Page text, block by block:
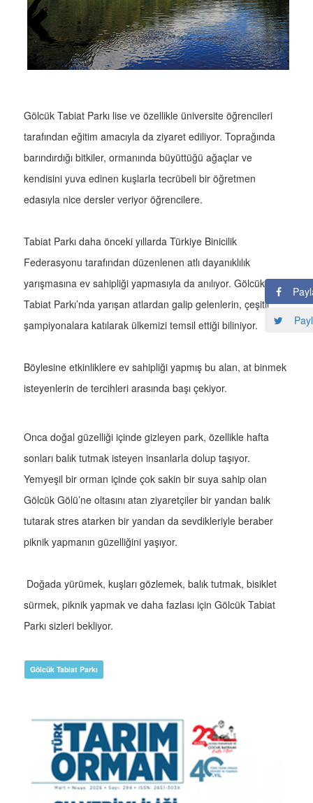
Gölcük Tabiat Parkı lise ve özellikle üniversite öğrencileri
tarafından eğitim amacıyla da ziyaret ediliyor. Toprağında
barındırdığı bitkiler, ormanında büyüttüğü ağaçlar ve
kendisini yuva edinen kuşlarla tecrübeli bir öğretmen
edasıyla nice dersler veriyor öğrencilere.
Tabiat Parkı daha önceki yıllarda Türkiye Binicilik
Federasyonu tarafından düzenlenen atlı dayanıklılık
yarışmasına ev sahipliği yapmasıyla da anılıyor. Gölcük
Tabiat Parkı’nda yarışan atlardan galip gelenlerin, çeşitli
şampiyonalara katılarak ülkemizi temsil ettiği biliniyor.
Böylesine etkinliklere ev sahipliği yapmış bu alan, at binmek
isteyenlerin de tercihleri arasında başı çekiyor.
Onca doğal güzelliği içinde gizleyen park, özellikle hafta
sonları balık tutmak isteyen insanlarla dolup taşıyor.
Yemyeşil bir orman içinde çok sakin bir suya sahip olan
Gölcük Gölü’ne oltasını atan ziyaretçiler bir yandan balık
tutarak stres atarken bir yandan da sevdikleriyle beraber
piknik yapmanın güzelliğini yaşıyor.
Doğada yürümek, kuşları gözlemek, balık tutmak, bisiklet
sürmek, piknik yapmak ve daha fazlası için Gölcük Tabiat
Parkı sizleri bekliyor.
Gölcük Tabiat Parkı